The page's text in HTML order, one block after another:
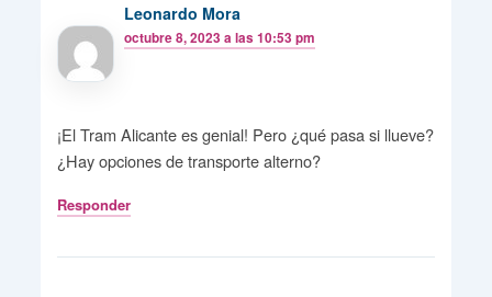
Leonardo Mora
octubre 8, 2023 a las 10:53 pm
¡El Tram Alicante es genial! Pero ¿qué pasa si llueve?
¿Hay opciones de transporte alterno?
Responder